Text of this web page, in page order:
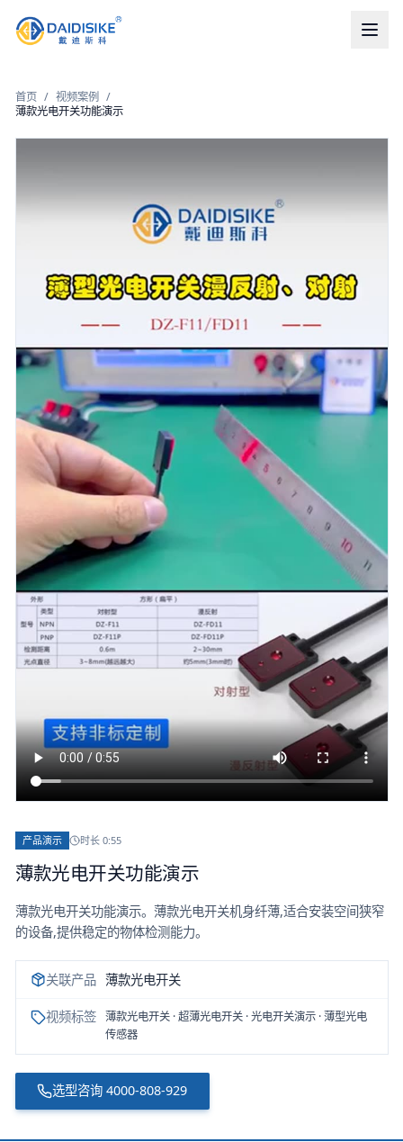
首页 / 视频案例
/
薄款光电开关功能演示
产品演示 时长0:55
薄款光电开关功能演示
薄款光电开关功能演示。薄款光电开关机身纤薄,适合安装空间狭窄
的设备,提供稳定的物体检测能力。
关联产品 薄款光电开关
视频标签
薄款光电开关 · 超薄光电开关 · 光电开关演示 · 薄型光电
传感器
选型咨询 4000-808-929